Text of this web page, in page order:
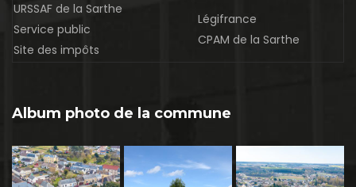
URSSAF de la Sarthe
Service public
Site des impôts
Légifrance
CPAM de la Sarthe
Album photo de la commune